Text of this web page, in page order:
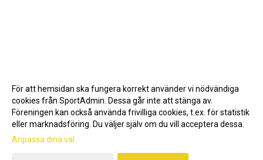
Gå till Webbversion
För att hemsidan ska fungera korrekt använder vi nödvändiga
cookies från SportAdmin. Dessa går inte att stänga av.
Föreningen kan också använda frivilliga cookies, t.ex. för statistik
eller marknadsföring. Du väljer själv om du vill acceptera dessa.
Anpassa dina val